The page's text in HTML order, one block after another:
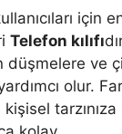
için
Telefon kılıfı
ve
olur.
kişisel tarzınıza